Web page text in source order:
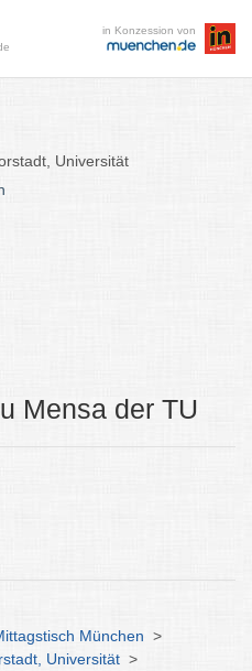
in Konzession von
Universität
Mensa der TU
München >
Universität >